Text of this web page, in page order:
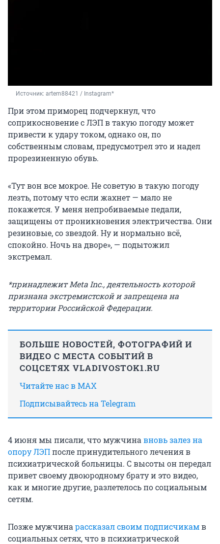
Источник: artem88421 / Instagram*
При этом приморец подчеркнул, что
соприкосновение с ЛЭП в такую погоду может
привести к удару током, однако он, по
собственным словам, предусмотрел это и надел
прорезиненную обувь.
«Тут вон все мокрое. Не советую в такую погоду
лезть, потому что если жахнет — мало не
покажется. У меня непробиваемые педали,
защищены от проникновения электричества. Они
резиновые, со звездой. Ну и нормально всё,
спокойно. Ночь на дворе», — подытожил
экстремал.
*принадлежит Meta Inc., деятельность которой
признана экстремистской и запрещена на
территории Российской Федерации.
БОЛЬШЕ НОВОСТЕЙ, ФОТОГРАФИЙ И
ВИДЕО С МЕСТА СОБЫТИЙ В
СОЦСЕТЯХ VLADIVOSTOK1.RU
Читайте нас в MAX
Подписывайтесь на Telegram
4 июня мы писали, что мужчина вновь залез на
опору ЛЭПпосле принудительного лечения в
психиатрической больницы. С высоты он передал
привет своему двоюродному брату и это видео,
как и многие другие, разлетелось по социальным
сетям.
Позже мужчина рассказал своим подписчикамв
социальных сетях, что в психиатрической